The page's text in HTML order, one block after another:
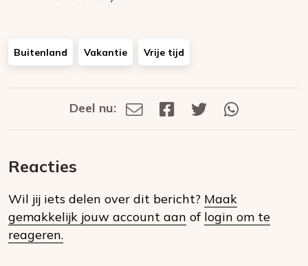
Buitenland Vakantie Vrije tijd
Deel
social
media
Deel nu:
Deel
Deel
Deel
Reacties
Wil jij iets delen over dit bericht? Maak
gemakkelijk jouw account aan of login om te
reageren.